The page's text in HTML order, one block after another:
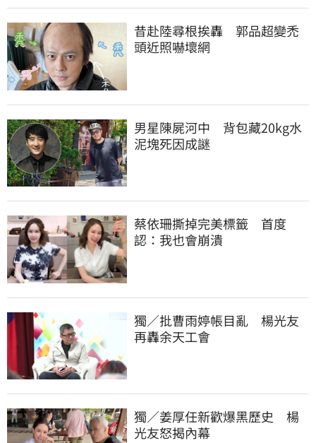
昔赴陸尋根挨轟　郭品超變禿
頭近照嚇壞網
男星陳屍河中　背包藏20kg水
泥塊死因成謎
蔡依珊撕掉完美標籤　首度
認：我也會崩潰
獨／批曹雨婷帳目亂　楊光友
再轟余天工會
獨／姜厚任新歡爆黑歷史　楊
光友怒揭內幕